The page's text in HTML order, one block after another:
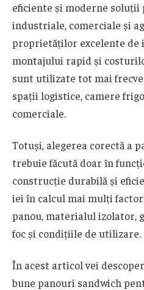
eficiente și moderne
industriale, comerciale și
proprietăților excelente de
montajului rapid și
sunt utilizate tot mai
spații logistice, camere
comerciale.
Totuși, alegerea corectă a
trebuie făcută doar în
construcție durabilă și
iei în calcul mai mulți
panou, materialul izolator,
foc și condițiile de utilizare.
În acest articol vei
bune panouri sandwich